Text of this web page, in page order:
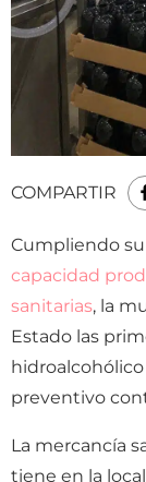
COMPARTIR
Cumpliendo su
capacidad
sanitarias, la
Estado las
preventivo
La mercancía
tiene en la